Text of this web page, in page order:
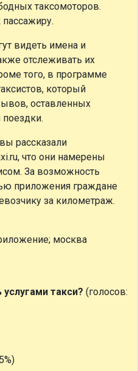
таксомоторов.
пассажиру.
видеть имена и
отслеживать их
того, в программе
который
оставленных
рассказали
что они намерены
За возможность
приложения граждане
за километраж.
москва
такси? (голосов: